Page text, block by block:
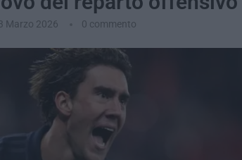
Marzo 2026 0 commento